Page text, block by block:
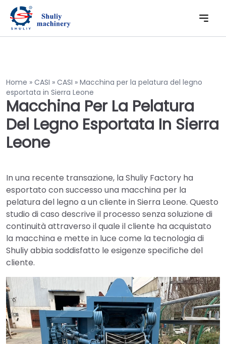
Home » CASI » CASI » Macchina per la pelatura del legno
esportata in Sierra Leone
Macchina Per La Pelatura
Del Legno Esportata In Sierra
Leone
In una recente transazione, la Shuliy Factory ha
esportato con successo una macchina per la
pelatura del legno a un cliente in Sierra Leone. Questo
studio di caso descrive il processo senza soluzione di
continuità attraverso il quale il cliente ha acquistato
la macchina e mette in luce come la tecnologia di
Shuliy abbia soddisfatto le esigenze specifiche del
cliente.